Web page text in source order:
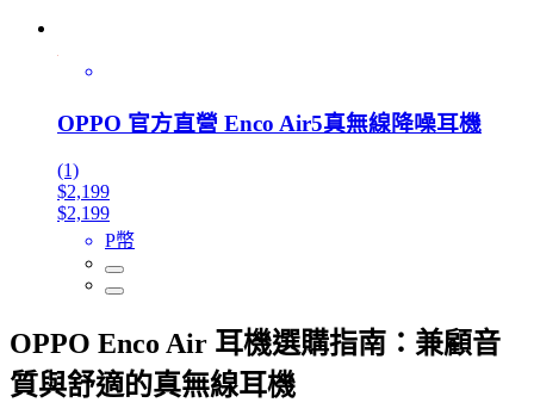
OPPO 官方直營 Enco Air5真無線降噪耳機
(1)
$2,199
$2,199
P幣
OPPO Enco Air 耳機選購指南：兼顧音
質與舒適的真無線耳機